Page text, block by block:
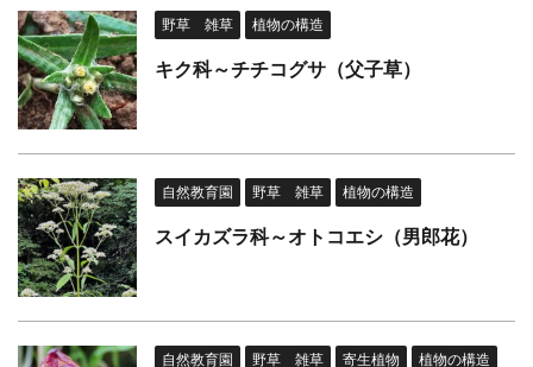
野草 雑草 植物の構造
キク科～チチコグサ（父子草）
自然教育園 野草 雑草 植物の構造
スイカズラ科～オトコエシ（男郎花）
自然教育園 野草 雑草 寄生植物 植物の構造